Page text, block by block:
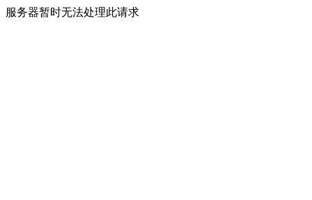
服务器暂时无法处理此请求